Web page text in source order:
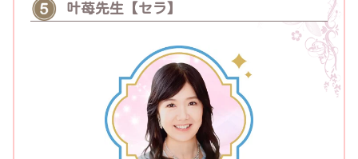
叶苺先生【セラ】